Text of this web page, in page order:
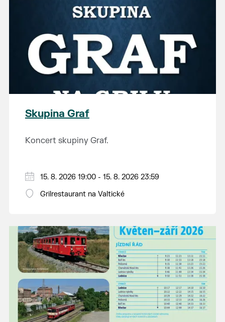
Skupina Graf
Koncert skupiny Graf.
15. 8. 2026 19:00 - 15. 8. 2026 23:59
Grilrestaurant na Valtické